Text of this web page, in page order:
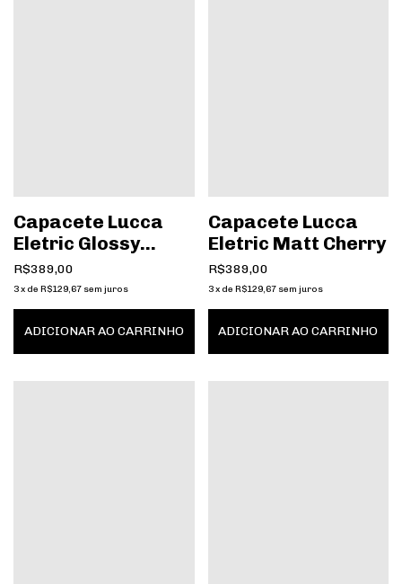
Capacete Lucca
Eletric Glossy
Black
R$389,00
3x de R$129,67 sem juros
ADICIONAR AO CARRINHO
Capacete Lucca
Eletric Matt Cherry
R$389,00
3 x de R$129,67 sem juros
ADICIONAR AO CARRINHO